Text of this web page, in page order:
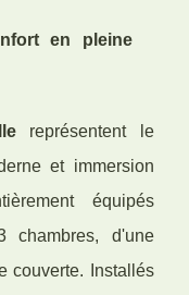
en pleine
représentent le
et immersion
équipés
chambres, d'une
couverte. Installés